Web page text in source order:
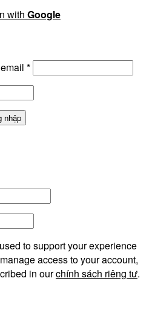
with Google
*
nhập
to support your experience
access to your account,
in ourchính sách riêng tư.